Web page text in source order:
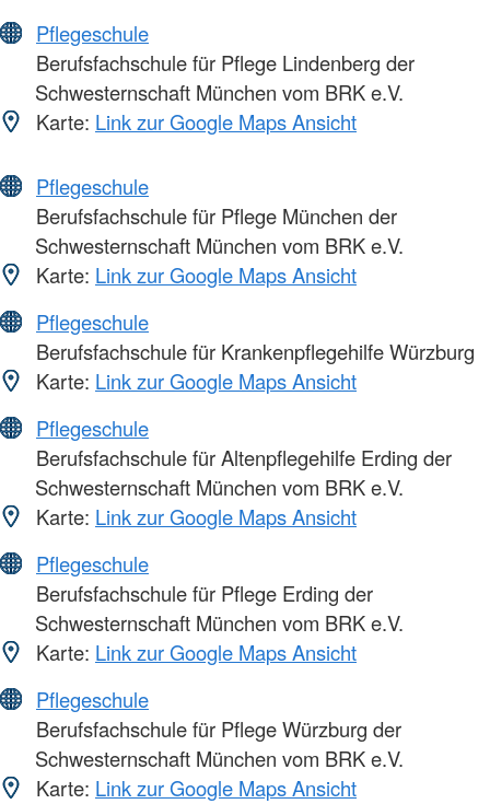
Pflegeschule
Berufsfachschule für Pflege Lindenberg der
Schwesternschaft München vom BRK e.V.
Karte: Link zur Google Maps Ansicht
Pflegeschule
Berufsfachschule für Pflege München der
Schwesternschaft München vom BRK e.V.
Karte: Link zur Google Maps Ansicht
Pflegeschule
Berufsfachschule für Krankenpflegehilfe Würzburg
Karte: Link zur Google Maps Ansicht
Pflegeschule
Berufsfachschule für Altenpflegehilfe Erding der
Schwesternschaft München vom BRK e.V.
Karte: Link zur Google Maps Ansicht
Pflegeschule
Berufsfachschule für Pflege Erding der
Schwesternschaft München vom BRK e.V.
Karte: Link zur Google Maps Ansicht
Pflegeschule
Berufsfachschule für Pflege Würzburg der
Schwesternschaft München vom BRK e.V.
Karte: Link zur Google Maps Ansicht